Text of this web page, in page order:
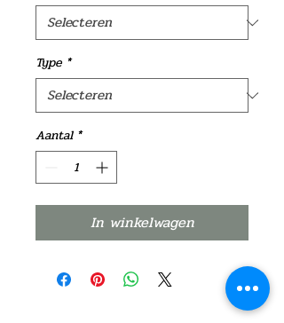
Type *
Aantal *
In winkelwagen
©2021 door Verpraet Blaasinstrumenten